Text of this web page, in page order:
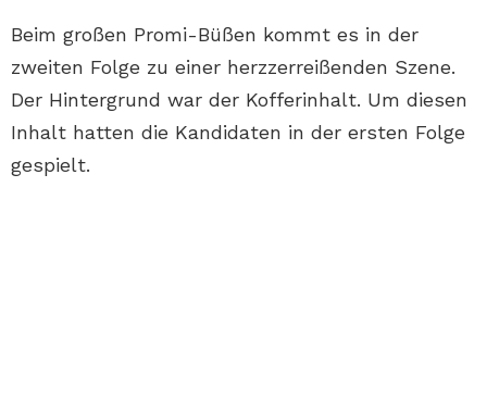
Beim großen Promi-Büßen kommt es in der
zweiten Folge zu einer herzzerreißenden Szene.
Der Hintergrund war der Kofferinhalt. Um diesen
Inhalt hatten die Kandidaten in der ersten Folge
gespielt.